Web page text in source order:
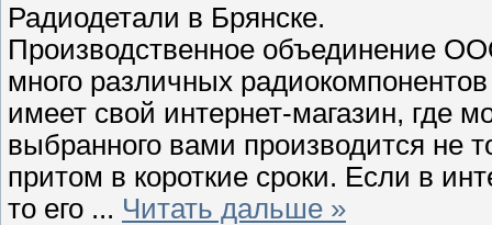
Радиодетали в Брянске.
Производственное объединение
много различных
имеет свой интернет-магазин, где
выбранного вами производится не
притом в короткие сроки. Если в
то его ... Читать дальше »